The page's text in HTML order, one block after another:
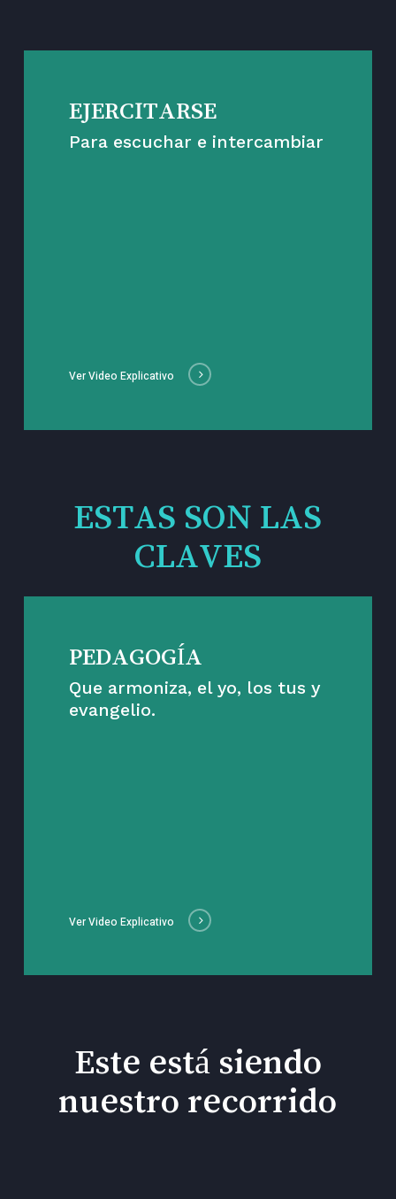
EJERCITARSE
Para escuchar e intercambiar
Ver Video Explicativo
ESTAS SON LAS
CLAVES
PEDAGOGÍA
Que armoniza, el yo, los tus y
evangelio.
Ver Video Explicativo
Este está siendo
nuestro recorrido